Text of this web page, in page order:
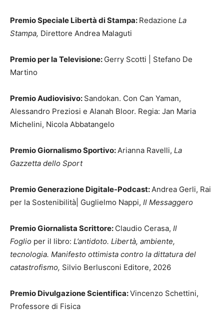
Premio Speciale Libertà di Stampa: Redazione La
Stampa, Direttore Andrea Malaguti
Premio per la Televisione: Gerry Scotti | Stefano De
Martino
Premio Audiovisivo: Sandokan. Con Can Yaman,
Alessandro Preziosi e Alanah Bloor. Regia: Jan Maria
Michelini, Nicola Abbatangelo
Premio Giornalismo Sportivo:Arianna Ravelli, La
Gazzetta dello Sport
Premio Generazione Digitale-Podcast:Andrea Gerli, Rai
per la Sostenibilità| Guglielmo Nappi, Il Messaggero
Premio Giornalista Scrittore: Claudio Cerasa, Il
Foglio per il libro: L’antidoto. Libertà, ambiente,
tecnologia. Manifesto ottimista contro la dittatura del
catastrofismo, Silvio Berlusconi Editore, 2026
Premio Divulgazione Scientifica:Vincenzo Schettini,
Professore di Fisica